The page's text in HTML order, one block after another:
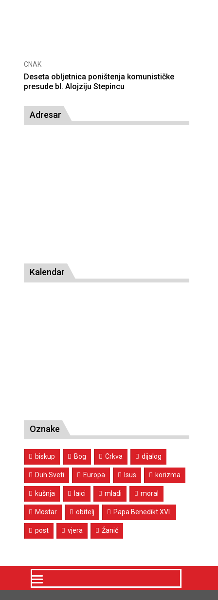
CNAK
Deseta obljetnica poništenja komunističke
presude bl. Alojziju Stepincu
Adresar
Kalendar
Oznake
biskup Bog Crkva dijalog
Duh Sveti Europa Isus korizma
kušnja laici mladi moral
Mostar obitelj Papa Benedikt XVI.
post vjera Žanić